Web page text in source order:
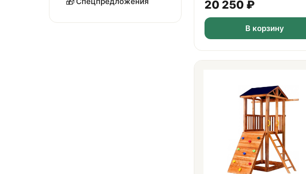
20 250 ₽
В корзину